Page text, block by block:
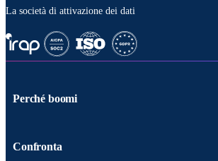
La società di attivazione dei dati
Perché boomi
Confronta